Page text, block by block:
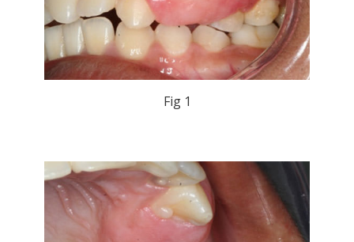
Fig 1